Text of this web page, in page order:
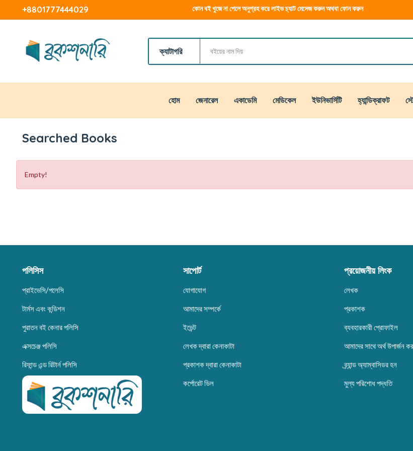
+8801777444029 কোন বই খুজে না পেলে অনুগ্রহ করে লাইভ চ্যাট মেসেজ করুন অথবা ফোন করুন
ক্যাটাগরি
হোম জেনারেল একাডেমি মেডিকেল ইউনিভার্সিটি হ্যান্ডিক্রাফট
Searched Books
Empty!
পলিসিস
প্রাইভেসি/পলেসি
টার্মস এবং কন্ডিশন
পুরাতন বই কেনার পলিসি
এক্সচেঞ্জ পলিসি
রিফান্ড এন্ড রিটার্ন পলিসি
সাপোর্ট
যোগাযোগ
আমাদের সম্পর্কে
ইভেন্ট
লেখক দ্বারা কেনাকাটা
প্রকাশক দ্বারা কেনাকাটা
কর্পোরেট ডিল
প্রয়োজনীয় লিংক
লেখক
প্রকাশক
ব্যবহারকারী প্রোফাইল
আমাদের সাথে অর্থ উপার্জন
ব্র্যান্ড অ্যাম্বাসিডর হন
মুল্য পরিশোধ পদ্ধতি